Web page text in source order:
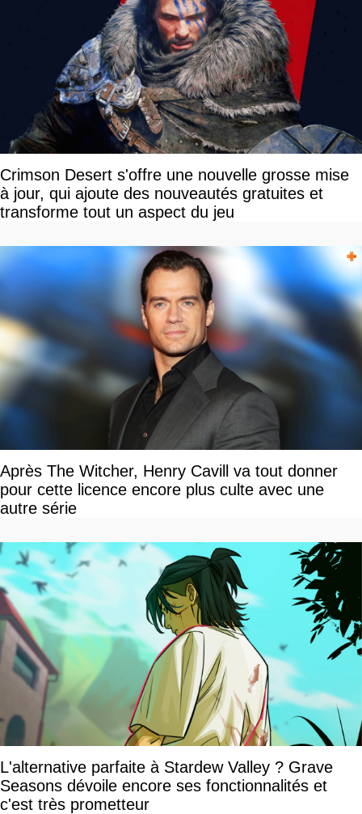
Crimson Desert s'offre une nouvelle grosse mise
à jour, qui ajoute des nouveautés gratuites et
transforme tout un aspect du jeu
Après The Witcher, Henry Cavill va tout donner
pour cette licence encore plus culte avec une
autre série
L'alternative parfaite à Stardew Valley ? Grave
Seasons dévoile encore ses fonctionnalités et
c'est très prometteur